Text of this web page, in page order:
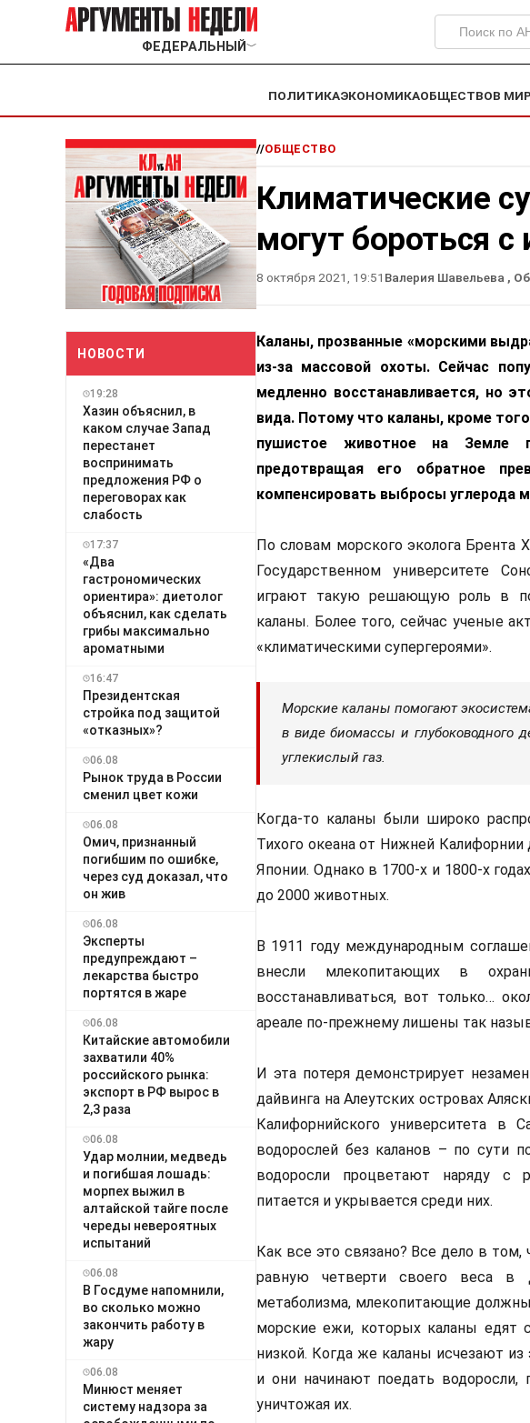
ФЕДЕРАЛЬНЫЙ ﹀
ПОЛИТИКАЭКОНОМИКАОБЩЕСТВОВ
НОВОСТИ
19:28
Хазин объяснил, в
каком случае Запад
перестанет
воспринимать
предложения РФ о
переговорах как
слабость
17:37
«Два
гастрономических
ориентира»: диетолог
объяснил, как сделать
грибы максимально
ароматными
16:47
Президентская
стройка под защитой
«отказных»?
06.08
Рынок труда в России
сменил цвет кожи
06.08
Омич, признанный
погибшим по ошибке,
через суд доказал, что
он жив
06.08
Эксперты
предупреждают –
лекарства быстро
портятся в жаре
06.08
Китайские автомобили
захватили 40%
российского рынка:
экспорт в РФ вырос в
2,3 раза
06.08
Удар молнии, медведь
и погибшая лошадь:
морпех выжил в
алтайской тайге после
череды невероятных
испытаний
06.08
В Госдуме напомнили,
во сколько можно
закончить работу в
жару
06.08
Минюст меняет
систему надзора за
//ОБЩЕСТВО
Климатические
могут бороться
8 октября 2021, 19:51 Валерия Шавельева ,
Каланы, прозванные «морскими
из-за массовой охоты. Сейчас
медленно восстанавливается, но
вида. Потому что каланы, кроме
пушистое животное на Земле
предотвращая его обратное
компенсировать выбросы углерода
По словам морского эколога
Государственном университете
играют такую ​​решающую роль в
каланы. Более того, сейчас ученые
«климатическими супергероями».
Морские каланы помогают
в виде биомассы и глубоководного
углекислый газ.
Когда-то каланы были широко
Тихого океана от Нижней
Японии. Однако в 1700-х и 1800-х
до 2000 животных.
В 1911 году международным
внесли млекопитающих в
восстанавливаться, вот только…
ареале по-прежнему лишены так
И эта потеря демонстрирует
дайвинга на Алеутских островах
Калифорнийского университета в
водорослей без каланов – по сути
водоросли процветают наряду с
питается и укрывается среди них.
Как все это связано? Все дело в
равную четверти своего веса в
метаболизма, млекопитающие
морские ежи, которых каланы едят
низкой. Когда же каланы исчезают
и они начинают поедать
уничтожая их.